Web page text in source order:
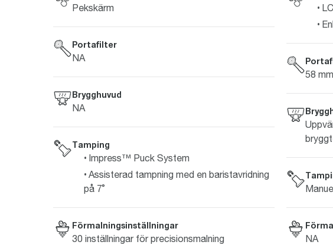
Pekskärm
Portafilter
NA
Brygghuvud
NA
Tamping
Impress™ Puck System
Assisterad tampning med en baristavridning
på 7˚
Förmalningsinställningar
30 inställningar för precisionsmalning
58
NA